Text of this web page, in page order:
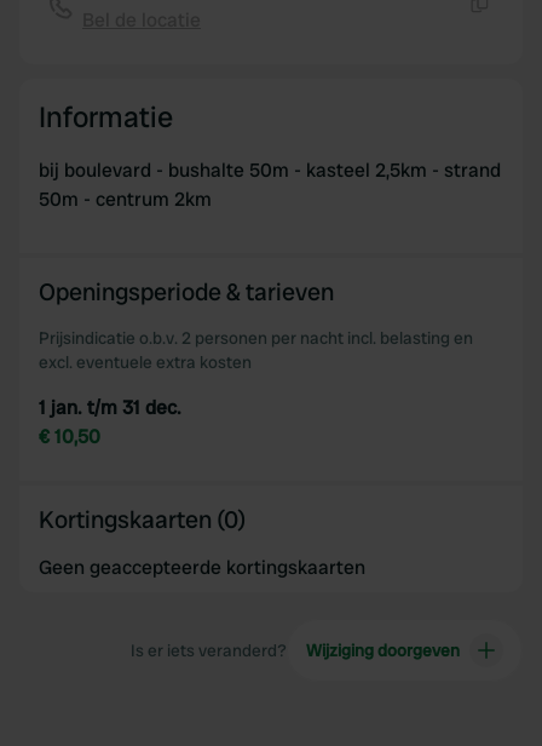
Informatie
bij boulevard - bushalte 50m - kasteel 2,5km - strand
50m - centrum 2km
Openingsperiode & tarieven
Prijsindicatie o.b.v. 2 personen per nacht incl. belasting en
excl. eventuele extra kosten
1 jan. t/m 31 dec.
€ 10,50
Kortingskaarten (0)
Geen geaccepteerde kortingskaarten
Is er iets veranderd? Wijziging doorgeven